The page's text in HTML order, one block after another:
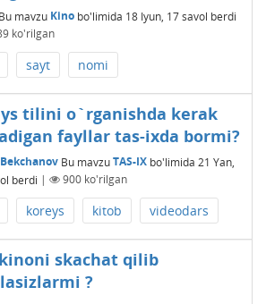
Bu mavzu Kinobo'limida 18 Iyun, 17 savol berdi
ko'rilgan
sayt nomi
tilini o`rganishda kerak
fayllar tas-ixda bormi?
Bu mavzuTAS-IXbo'limida 21 Yan,
berdi | 900ko'rilgan
koreys kitob videodars
skachat qilib
?